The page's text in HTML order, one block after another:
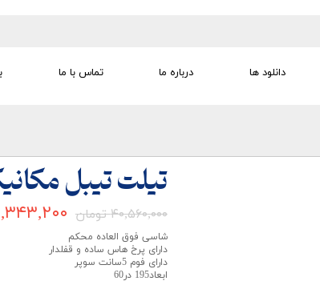
تجهیزات الکترو تراپی
دانلود ها درباره ما تماس با ما
تیلت تیبل
۴۰,۵۶۰,۰۰۰ تومان ۳۹,۳۴۳,۲۰۰
شاسی فوق العاده محکم
دارای پرخ هاس ساده و قفلدار
دارای فوم 5سانت سوپر
ابعاد195 در60